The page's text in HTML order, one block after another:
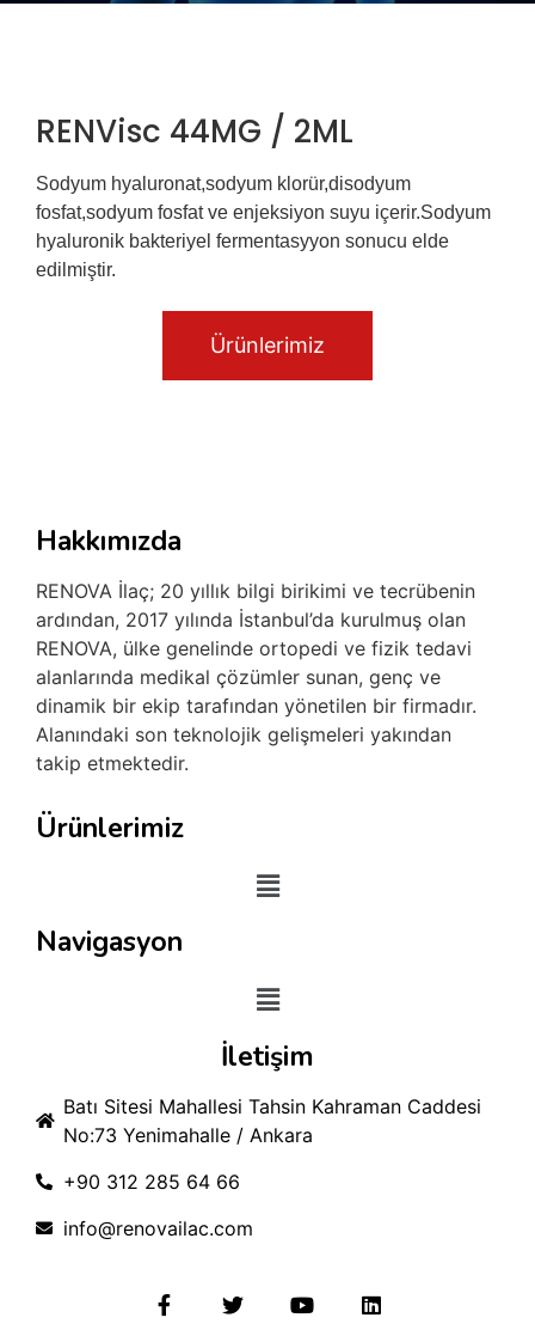
RENVisc 44MG / 2ML
Sodyum hyaluronat,sodyum klorür,disodyum
fosfat,sodyum fosfat ve enjeksiyon suyu içerir.Sodyum
hyaluronik bakteriyel fermentasyyon sonucu elde
edilmiştir.
Ürünlerimiz
Hakkımızda
RENOVA İlaç; 20 yıllık bilgi birikimi ve tecrübenin
ardından, 2017 yılında İstanbul’da kurulmuş olan
RENOVA, ülke genelinde ortopedi ve fizik tedavi
alanlarında medikal çözümler sunan, genç ve
dinamik bir ekip tarafından yönetilen bir firmadır.
Alanındaki son teknolojik gelişmeleri yakından
takip etmektedir.
Ürünlerimiz
Navigasyon
İletişim
Batı Sitesi Mahallesi Tahsin Kahraman Caddesi
No:73 Yenimahalle / Ankara
+90 312 285 64 66
info@renovailac.com